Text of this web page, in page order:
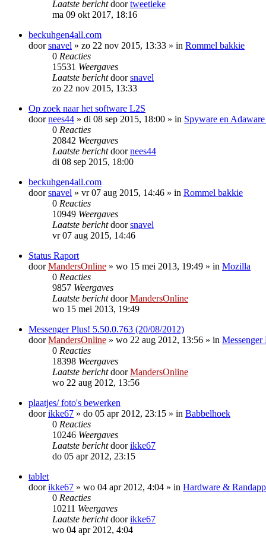
Laatste berichtdoortweetieke
ma 09 okt 2017, 18:16
beckuhgen4all.com
doorsnavel » zo 22 nov 2015, 13:33 » in Rommel bakkie
0 Reacties
15531 Weergaves
Laatste berichtdoorsnavel
zo 22 nov 2015, 13:33
Op zoek naar het software L2S
doornees44 » di 08 sep 2015, 18:00 » in Spyware en
0 Reacties
20842 Weergaves
Laatste berichtdoornees44
di 08 sep 2015, 18:00
beckuhgen4all.com
doorsnavel » vr 07 aug 2015, 14:46 » in Rommel bakkie
0 Reacties
10949 Weergaves
Laatste berichtdoorsnavel
vr 07 aug 2015, 14:46
Status Raport
doorMandersOnline » wo 15 mei 2013, 19:49 » in Mozilla
0 Reacties
9857 Weergaves
Laatste berichtdoorMandersOnline
wo 15 mei 2013, 19:49
Messenger Plus! 5.50.0.763 (20/08/2012)
doorMandersOnline » wo 22 aug 2012, 13:56 » in
0 Reacties
18398 Weergaves
Laatste berichtdoorMandersOnline
wo 22 aug 2012, 13:56
plaatjes/ foto's bewerken
doorikke67 » do 05 apr 2012, 23:15 » in Babbelhoek
0 Reacties
10246 Weergaves
Laatste berichtdoorikke67
do 05 apr 2012, 23:15
tablet
doorikke67 » wo 04 apr 2012, 4:04 » in Hardware &
0 Reacties
10211 Weergaves
Laatste berichtdoorikke67
wo 04 apr 2012, 4:04